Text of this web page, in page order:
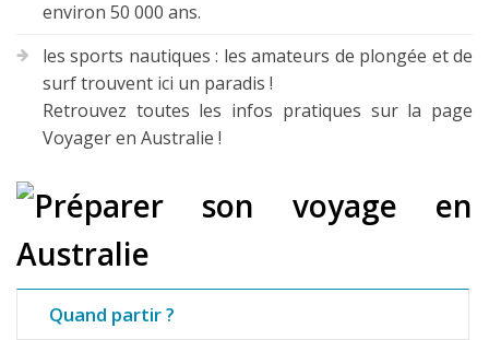
environ 50 000 ans.
les sports nautiques : les amateurs de plongée et de
surf trouvent ici un paradis !
Retrouvez toutes les infos pratiques sur la page
Voyager en Australie !
Quand partir ?